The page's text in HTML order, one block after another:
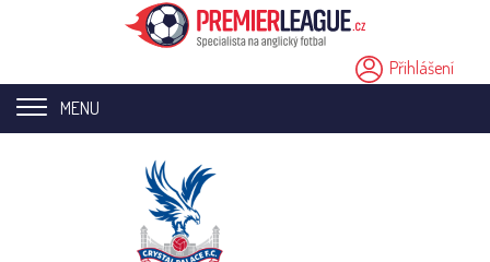
Přihlášení
MENU